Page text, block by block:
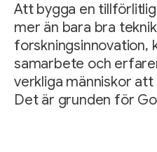
Att bygga en
mer än bara bra
forskningsinnovation,
samarbete och
verkliga människor att
Det är grunden för